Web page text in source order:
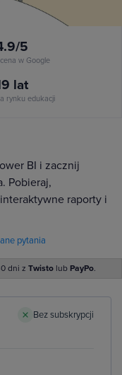
5
w Google
lat
rynku edukacji
BI i zacznij
Pobieraj,
raporty i
pytania
dni z Twisto lub PayPo.
Bez subskrypcji